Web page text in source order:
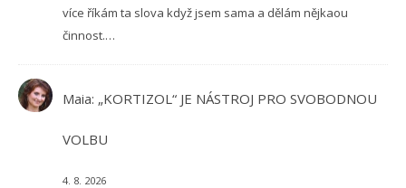
více říkám ta slova když jsem sama a dělám nějkaou
činnost.…
Maia: „KORTIZOL“ JE NÁSTROJ PRO SVOBODNOU
VOLBU
4. 8. 2026